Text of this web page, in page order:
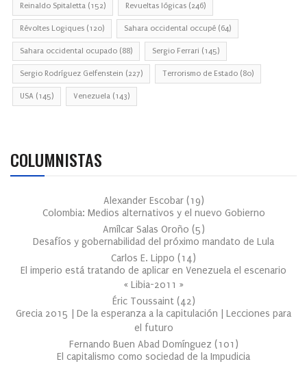
Reinaldo Spitaletta (152) Revueltas lógicas (246)
Révoltes Logiques (120) Sahara occidental occupé (64)
Sahara occidental ocupado (88) Sergio Ferrari (145)
Sergio Rodríguez Gelfenstein (227) Terrorismo de Estado (80)
USA (145) Venezuela (143)
COLUMNISTAS
Alexander Escobar (19)
Colombia: Medios alternativos y el nuevo Gobierno
Amílcar Salas Oroño (5)
Desafíos y gobernabilidad del próximo mandato de Lula
Carlos E. Lippo (14)
El imperio está tratando de aplicar en Venezuela el escenario
« Libia-2011 »
Éric Toussaint (42)
Grecia 2015 | De la esperanza a la capitulación | Lecciones para
el futuro
Fernando Buen Abad Domínguez (101 )
El capitalismo como sociedad de la Impudicia